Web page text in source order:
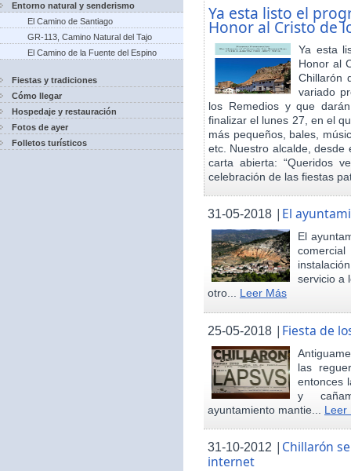
Entorno natural y senderismo
El Camino de Santiago
GR-113, Camino Natural del Tajo
El Camino de la Fuente del Espino
Fiestas y tradiciones
Cómo llegar
Hospedaje y restauración
Fotos de ayer
Folletos turísticos
Ya esta listo el
Honor al Cristo de
Ya esta
Honor al
Chillarón
variado
los Remedios y que
finalizar el lunes 27, en el
más pequeños, bales,
etc. Nuestro alcalde,
carta abierta: “Queridos
celebración de las fiestas
31-05-2018 | El
El
servicio a
otro... Leer Más
25-05-2018 | Fiesta de
las
entonces
y
ayuntamiento mantie... Leer
31-10-2012 | Chillarón
internet